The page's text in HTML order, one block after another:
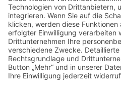
KONTAKT & RECHTLICHES
Kontakt
Impressum
Datenschutz